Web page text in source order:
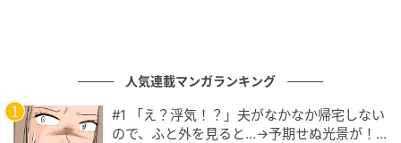
「本気になるつもりはなかったんだ」
人気連載マンガランキング
#1 「え？浮気！？」夫がなかなか帰宅しない
ので、ふと外を見ると…→予期せぬ光景が！